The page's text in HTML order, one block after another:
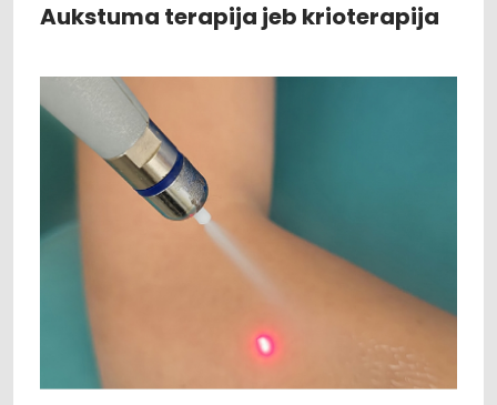
Aukstuma terapija jeb krioterapija